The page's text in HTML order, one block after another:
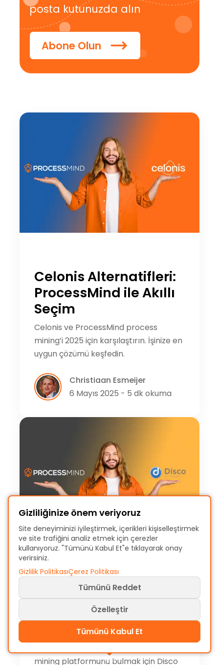
posta kutunuzda alın
Abone Olun
Celonis Alternatifleri:
ProcessMind ile Akıllı
Seçim
Celonis ve ProcessMind process
mining’i 2025 için karşılaştırın. İşinize en
uygun çözümü keşfedin.
Christiaan Esmeijer
6 Mayıs 2025 - 5 dk okuma
Disco ve ProcessMind:
2025 İçin Doğru
Process Mining
Platformu
mining platformunu bulmak için Disco
Gizliliğinize önem veriyoruz
Site deneyiminizi iyileştirmek, içerikleri kişiselleştirmek
ve site trafiğini analiz etmek için çerezler
kullanıyoruz. "Tümünü Kabul Et"e tıklayarak onay
verirsiniz.
Gizlilik PolitikasıÇerez Politikası
Tümünü Reddet
Özelleştir
Tümünü Kabul Et